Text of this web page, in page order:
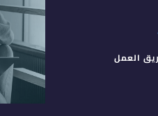
العمل